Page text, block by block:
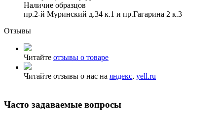
Наличие образцов
пр.2-й Муринский д.34 к.1 и пр.Гагарина 2 к.3
Отзывы
Читайте отзывы о товаре
Читайте отзывы о нас на яндекс, yell.ru
Часто задаваемые вопросы